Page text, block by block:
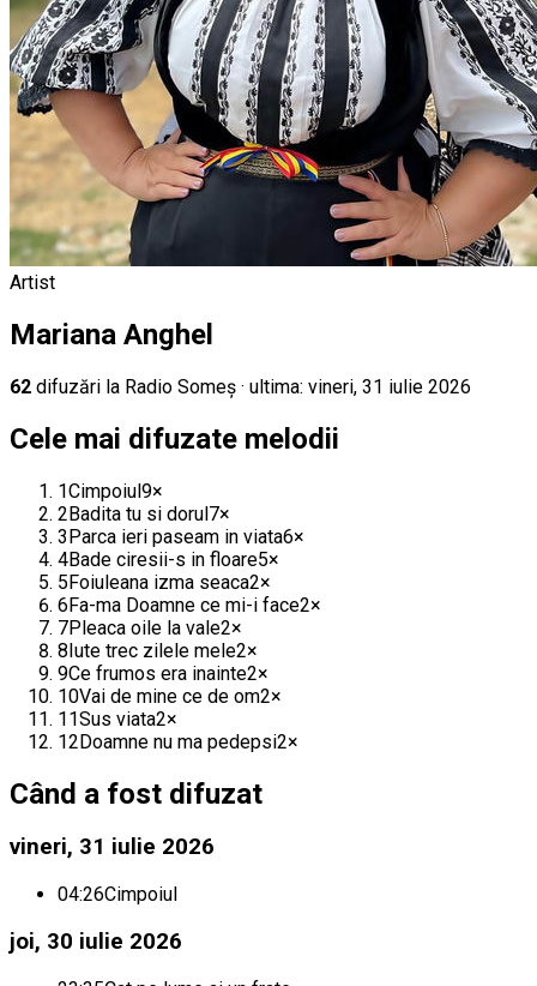
Artist
Mariana Anghel
62 difuzări la Radio Someș · ultima: vineri, 31 iulie 2026
Cele mai difuzate melodii
1Cimpoiul9×
2Badita tu si dorul7×
3Parca ieri paseam in viata6×
4Bade ciresii-s in floare5×
5Foiuleana izma seaca2×
6Fa-ma Doamne ce mi-i face2×
7Pleaca oile la vale2×
8Iute trec zilele mele2×
9Ce frumos era inainte2×
10Vai de mine ce de om2×
11Sus viata2×
12Doamne nu ma pedepsi2×
Când a fost difuzat
vineri, 31 iulie 2026
04:26Cimpoiul
joi, 30 iulie 2026